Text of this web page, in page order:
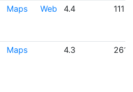
Maps Web 4.4 111
Maps 4.3 261